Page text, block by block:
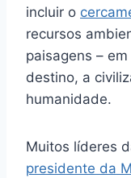
incluir o
recursos
paisagens –
destino, a
humanidade.
Muitos líderes
presidente da